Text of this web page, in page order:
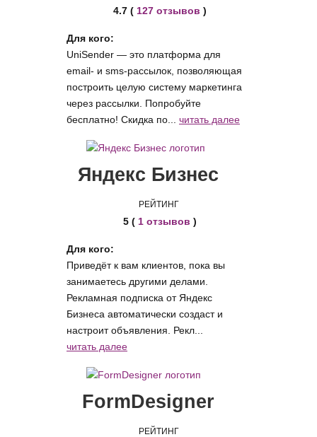
4.7 ( 127 отзывов )
Для кого:
UniSender — это платформа для
email- и sms-рассылок, позволяющая
построить целую систему маркетинга
через рассылки. Попробуйте
бесплатно! Скидка по... читать далее
Яндекс Бизнес
РЕЙТИНГ
5 ( 1 отзывов )
Для кого:
Приведёт к вам клиентов, пока вы
занимаетесь другими делами.
Рекламная подписка от Яндекс
Бизнеса автоматически создаст и
настроит объявления. Рекл...
читать далее
FormDesigner
РЕЙТИНГ